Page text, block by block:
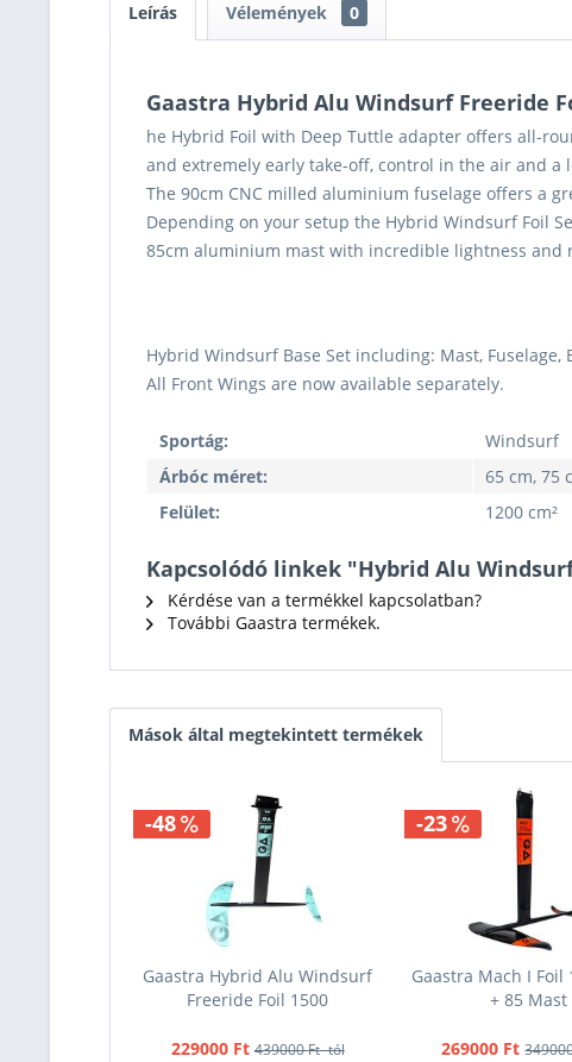
Leírás Vélemények 0
Gaastra Hybrid Alu Windsurf Freeride
he Hybrid Foil with Deep Tuttle adapter offers all-
and extremely early take-off, control in the air and
The 90cm CNC milled aluminium fuselage offers a
Depending on your setup the Hybrid Windsurf Foil
85cm aluminium mast with incredible lightness
Hybrid Windsurf Base Set including: Mast, Fuselage,
All Front Wings are now available separately.
Sportág:
Windsurf
Árbóc méret:
65 cm, 75
Felület:
1200 cm²
Kapcsolódó linkek "Hybrid Alu
Kérdése van a termékkel kapcsolatban?
További Gaastra termékek.
Mások által megtekintett termékek
-48
Gaastra Hybrid Alu Windsurf
Freeride Foil 1500
229000 Ft 439000 Ft -tól
-23
Gaastra Mach I Foil
+ 85 Mast
269000 Ft